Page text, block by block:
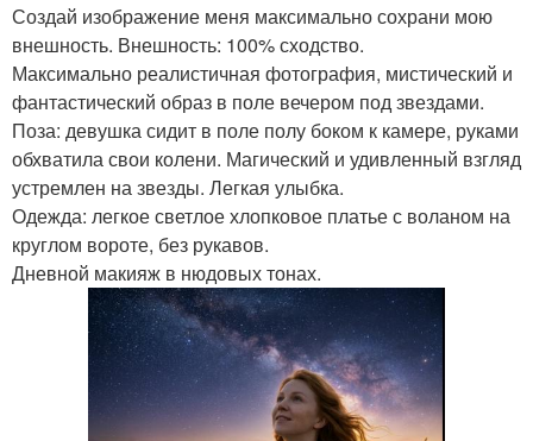
Создай изображение меня максимально сохрани мою
внешность. Внешность: 100% сходство.
Максимально реалистичная фотография, мистический и
фантастический образ в поле вечером под звездами.
Поза: девушка сидит в поле полу боком к камере, руками
обхватила свои колени. Магический и удивленный взгляд
устремлен на звезды. Легкая улыбка.
Одежда: легкое светлое хлопковое платье с воланом на
круглом вороте, без рукавов.
Дневной макияж в нюдовых тонах.